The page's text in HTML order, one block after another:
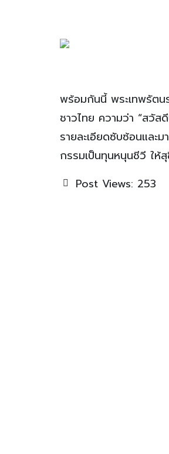
พร้อมกันนี้ พระเทพรัตน
ชาวไทย ความว่า “สวั
รายละเอียดซับซ้อนแล
กรรมเป็นทุนหนุนชีวี ให้
Post Views: 253